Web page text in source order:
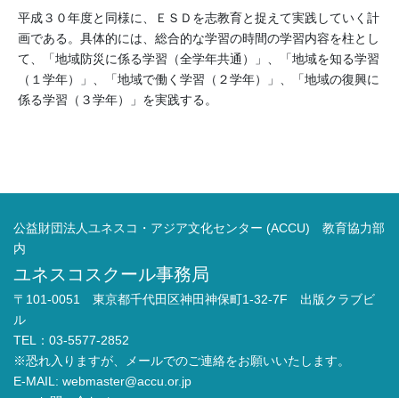
平成３０年度と同様に、ＥＳＤを志教育と捉えて実践していく計
画である。具体的には、総合的な学習の時間の学習内容を柱とし
て、「地域防災に係る学習（全学年共通）」、「地域を知る学習
（１学年）」、「地域で働く学習（２学年）」、「地域の復興に
係る学習（３学年）」を実践する。
公益財団法人ユネスコ・アジア文化センター (ACCU) 教育協力部
内
ユネスコスクール事務局
〒101-0051 東京都千代田区神田神保町1-32-7F 出版クラブビ
ル
TEL：03-5577-2852
※恐れ入りますが、メールでのご連絡をお願いいたします。
E-MAIL: webmaster@accu.or.jp